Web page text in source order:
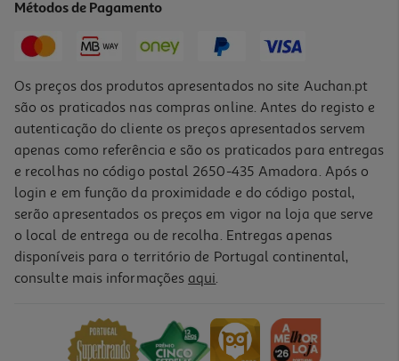
Sandes De Pasta De Atum Sabores Auchan Un
Métodos de Pagamento
Os preços dos produtos apresentados no site Auchan.pt
são os praticados nas compras online. Antes do registo e
autenticação do cliente os preços apresentados servem
apenas como referência e são os praticados para entregas
e recolhas no código postal 2650-435 Amadora. Após o
login e em função da proximidade e do código postal,
serão apresentados os preços em vigor na loja que serve
o local de entrega ou de recolha. Entregas apenas
disponíveis para o território de Portugal continental,
consulte mais informações aqui.